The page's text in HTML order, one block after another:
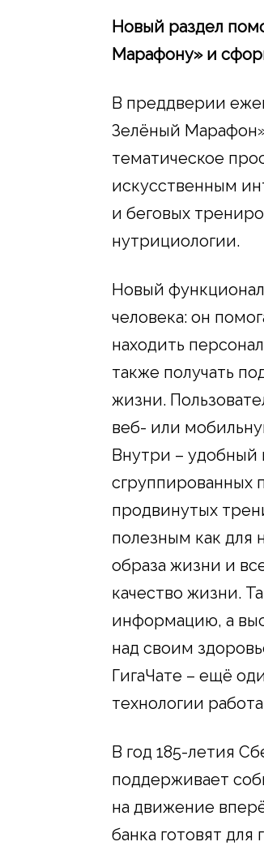
Новый раздел
Марафону» и
В преддверии
Зелёный
тематическое
искусственным
и беговых
нутрициологии.
Новый
человека: он
находить
также получать
жизни.
веб- или
Внутри – удобный
сгруппированных
продвинутых
полезным как для
образа жизни и
качество жизни.
информацию, а
над своим
ГигаЧате – ещё
технологии
В год 185-летия
поддерживает
на движение
банка готовят для